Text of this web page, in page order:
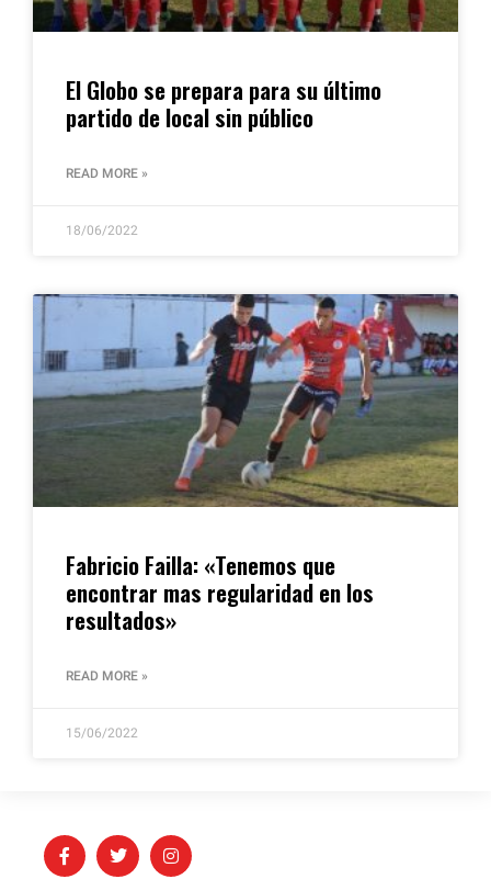
El Globo se prepara para su último
partido de local sin público
READ MORE »
18/06/2022
Fabricio Failla: «Tenemos que
encontrar mas regularidad en los
resultados»
READ MORE »
15/06/2022